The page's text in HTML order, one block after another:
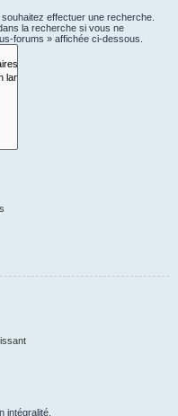
effectuer une recherche.
la recherche si vous ne
forums » affichée ci-dessous.
intégralité.